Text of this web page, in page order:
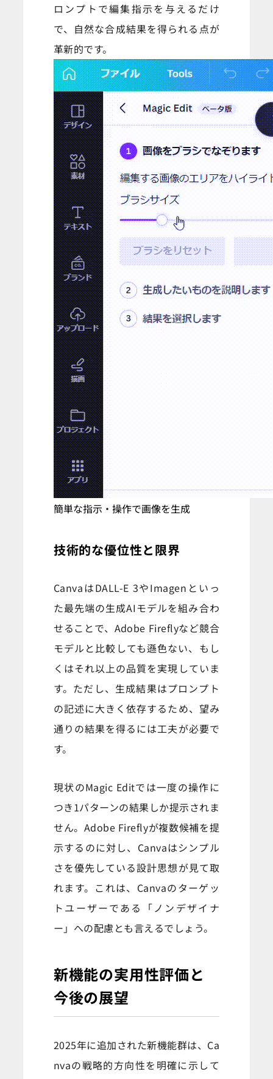
ロンプトで編集指示を与えるだけ
で、自然な合成結果を得られる点が
革新的です。
簡単な指示・操作で画像を生成
技術的な優位性と限界
CanvaはDALL-E 3やImagenといっ
た最先端の生成AIモデルを組み合わ
せることで、Adobe Fireflyなど競合
モデルと比較しても遜色ない、もし
くはそれ以上の品質を実現していま
す。ただし、生成結果はプロンプト
の記述に大きく依存するため、望み
通りの結果を得るには工夫が必要で
す。
現状のMagic Editでは一度の操作に
つき1パターンの結果しか提示されま
せん。Adobe Fireflyが複数候補を提
示するのに対し、Canvaはシンプル
さを優先している設計思想が見て取
れます。これは、Canvaのターゲッ
トユーザーである「ノンデザイナ
ー」への配慮とも言えるでしょう。
新機能の実用性評価と
今後の展望
2025年に追加された新機能群は、Ca
nvaの戦略的方向性を明確に示して